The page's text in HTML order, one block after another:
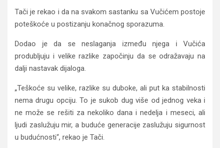
Tači je rekao i da na svakom sastanku sa Vučićem postoje
poteškoće u postizanju konačnog sporazuma.
Dodao je da se neslaganja između njega i Vučića
produbljuju i velike razlike započinju da se odražavaju na
dalji nastavak dijaloga.
„Teškoće su velike, razlike su duboke, ali put ka stabilnosti
nema drugu opciju. To je sukob dug više od jednog veka i
ne može se rešiti za nekoliko dana i nedelja i meseci, ali
ljudi zaslužuju mir, a buduće generacije zaslužuju sigurnost
u budućnosti“, rekao je Tači.